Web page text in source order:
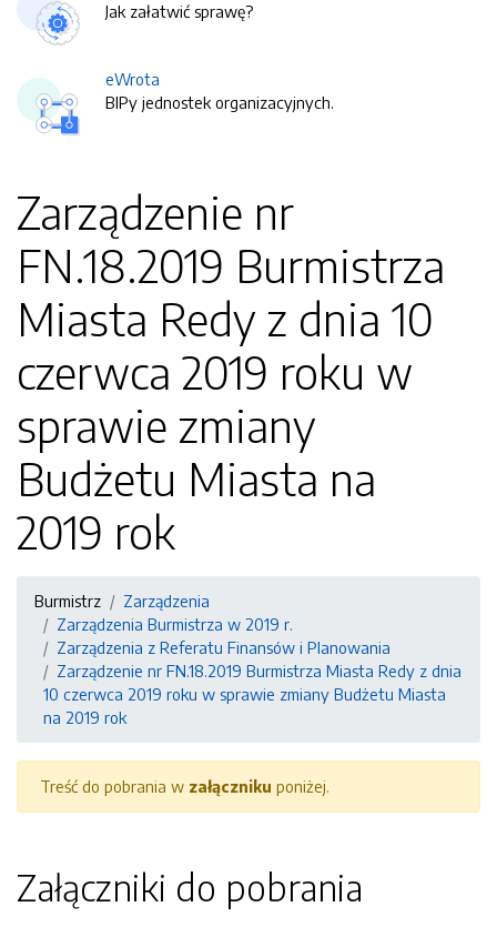
Jak załatwić sprawę?
eWrota
BIPy jednostek organizacyjnych.
Zarządzenie nr
FN.18.2019 Burmistrza
Miasta Redy z dnia 10
czerwca 2019 roku w
sprawie zmiany
Budżetu Miasta na
2019 rok
Burmistrz
Zarządzenia
Zarządzenia Burmistrza w 2019 r.
Zarządzenia z Referatu Finansów i Planowania
Zarządzenie nr FN.18.2019 Burmistrza Miasta Redy z dnia
10 czerwca 2019 roku w sprawie zmiany Budżetu Miasta
na 2019 rok
Treść do pobrania w załączniku poniżej.
Załączniki do pobrania